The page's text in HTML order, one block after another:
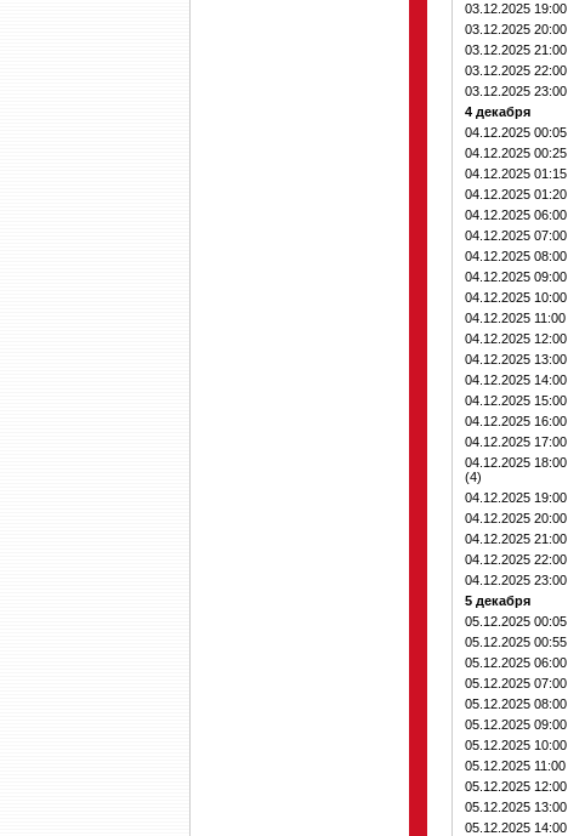
03.12.2025 19:00
03.12.2025 20:00
03.12.2025 21:00
03.12.2025 22:00
03.12.2025 23:00
4 декабря
04.12.2025 00:05
04.12.2025 00:25
04.12.2025 01:15
04.12.2025 01:20
04.12.2025 06:00
04.12.2025 07:00
04.12.2025 08:00
04.12.2025 09:00
04.12.2025 10:00
04.12.2025 11:00
04.12.2025 12:00
04.12.2025 13:00
04.12.2025 14:00
04.12.2025 15:00
04.12.2025 16:00
04.12.2025 17:00
04.12.2025 18:00
(4)
04.12.2025 19:00
04.12.2025 20:00
04.12.2025 21:00
04.12.2025 22:00
04.12.2025 23:00
5 декабря
05.12.2025 00:05
05.12.2025 00:55
05.12.2025 06:00
05.12.2025 07:00
05.12.2025 08:00
05.12.2025 09:00
05.12.2025 10:00
05.12.2025 11:00
05.12.2025 12:00
05.12.2025 13:00
05.12.2025 14:00